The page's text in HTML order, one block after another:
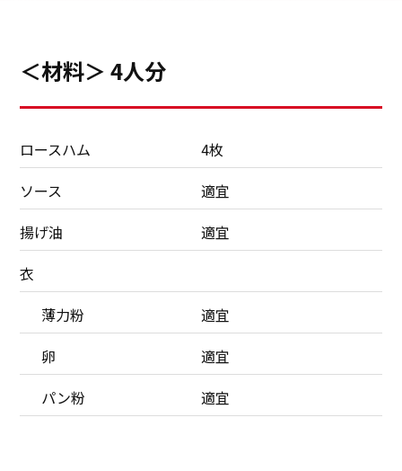
＜材料＞ 4人分
ロースハム
4枚
ソース
適宜
揚げ油
適宜
衣
薄力粉
適宜
卵
適宜
パン粉
適宜